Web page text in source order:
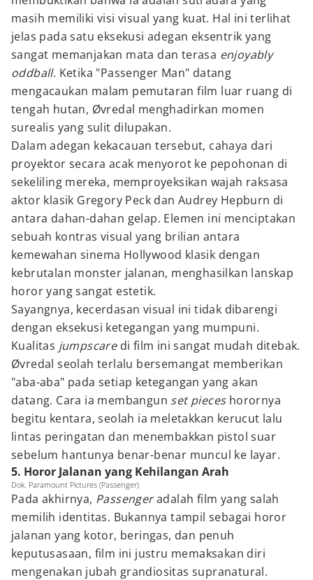
masih memiliki visi visual yang kuat. Hal ini terlihat
jelas pada satu eksekusi adegan eksentrik yang
sangat memanjakan mata dan terasa enjoyably
oddball. Ketika "Passenger Man" datang
mengacaukan malam pemutaran film luar ruang di
tengah hutan, Øvredal menghadirkan momen
surealis yang sulit dilupakan.
Dalam adegan kekacauan tersebut, cahaya dari
proyektor secara acak menyorot ke pepohonan di
sekeliling mereka, memproyeksikan wajah raksasa
aktor klasik Gregory Peck dan Audrey Hepburn di
antara dahan-dahan gelap. Elemen ini menciptakan
sebuah kontras visual yang brilian antara
kemewahan sinema Hollywood klasik dengan
kebrutalan monster jalanan, menghasilkan lanskap
horor yang sangat estetik.
Sayangnya, kecerdasan visual ini tidak dibarengi
dengan eksekusi ketegangan yang mumpuni.
Kualitas jumpscaredi film ini sangat mudah ditebak.
Øvredal seolah terlalu bersemangat memberikan
"aba-aba" pada setiap ketegangan yang akan
datang. Cara ia membangun set pieceshorornya
begitu kentara, seolah ia meletakkan kerucut lalu
lintas peringatan dan menembakkan pistol suar
sebelum hantunya benar-benar muncul ke layar.
5. Horor Jalanan yang Kehilangan Arah
Dok. Paramount Pictures (Passenger)
Pada akhirnya, Passengeradalah film yang salah
memilih identitas. Bukannya tampil sebagai horor
jalanan yang kotor, beringas, dan penuh
keputusasaan, film ini justru memaksakan diri
mengenakan jubah grandiositas supranatural.